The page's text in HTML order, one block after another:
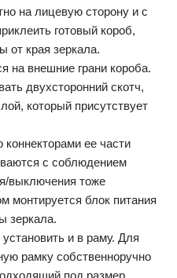
на лицевую сторону и с
готовый короб,
от края зеркала.
на внешние грани короба.
двухсторонний скотч,
который присутствует
коннекторами ее части
с соблюдением
выключения тоже
монтируется блок питания
зеркала.
и в раму. Для
рамку собственноручно
под размер